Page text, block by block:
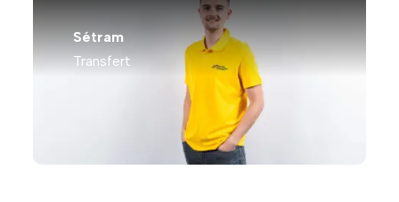
Sétram
Transfert